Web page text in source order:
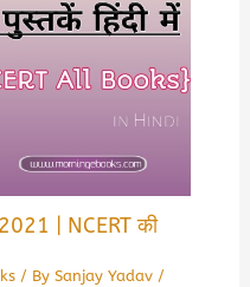
| NCERT की
/ By Sanjay Yadav /